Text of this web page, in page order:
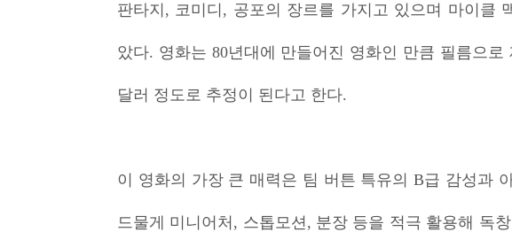
판타지, 코미디, 공포의 장르를 가지고 있으며 마이클
았다. 영화는 80년대에 만들어진 영화인 만큼 필름으
달러 정도로 추정이 된다고 한다.
이 영화의 가장 큰 매력은 팀 버튼 특유의 B급 감성과
드물게 미니어처, 스톱모션, 분장 등을 적극 활용해 독